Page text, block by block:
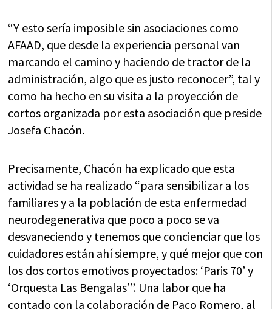
“Y esto sería imposible sin asociaciones como
AFAAD, que desde la experiencia personal van
marcando el camino y haciendo de tractor de la
administración, algo que es justo reconocer”, tal y
como ha hecho en su visita a la proyección de
cortos organizada por esta asociación que preside
Josefa Chacón.
Precisamente, Chacón ha explicado que esta
actividad se ha realizado “para sensibilizar a los
familiares y a la población de esta enfermedad
neurodegenerativa que poco a poco se va
desvaneciendo y tenemos que concienciar que los
cuidadores están ahí siempre, y qué mejor que con
los dos cortos emotivos proyectados: ‘Paris 70’ y
‘Orquesta Las Bengalas’”. Una labor que ha
contado con la colaboración de Paco Romero, al